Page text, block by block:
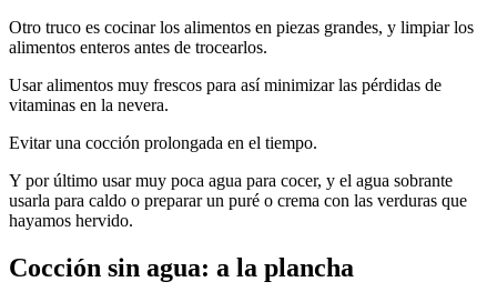
Otro truco es cocinar los alimentos en piezas grandes, y limpiar los
alimentos enteros antes de trocearlos.
Usar alimentos muy frescos para así minimizar las pérdidas de
vitaminas en la nevera.
Evitar una cocción prolongada en el tiempo.
Y por último usar muy poca agua para cocer, y el agua sobrante
usarla para caldo o preparar un puré o crema con las verduras que
hayamos hervido.
Cocción sin agua: a la plancha